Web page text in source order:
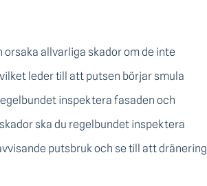
allvarliga skador om de inte
leder till att putsen börjar smula
inspektera fasaden och
ska du regelbundet inspektera
putsbruk och se till att dränering